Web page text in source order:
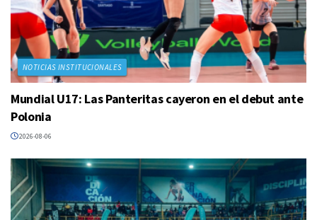
NOTICIAS INSTITUCIONALES
Mundial U17: Las Panteritas cayeron en el debut ante
Polonia
2026-08-06